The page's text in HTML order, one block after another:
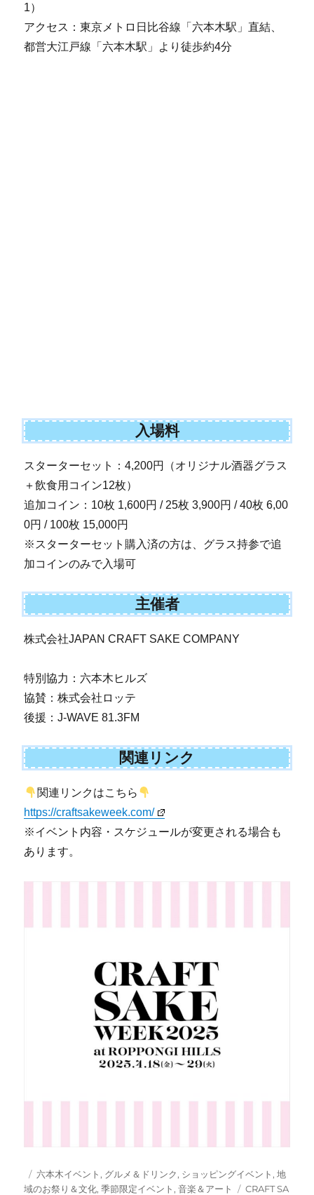
1）
アクセス：東京メトロ日比谷線「六本木駅」直結、
都営大江戸線「六本木駅」より徒歩約4分
入場料
スターターセット：4,200円（オリジナル酒器グラス
＋飲食用コイン12枚）
追加コイン：10枚 1,600円 / 25枚 3,900円 / 40枚 6,00
0円 / 100枚 15,000円
※スターターセット購入済の方は、グラス持参で追
加コインのみで入場可
主催者
株式会社JAPAN CRAFT SAKE COMPANY
特別協力：六本木ヒルズ
協賛：株式会社ロッテ
後援：J-WAVE 81.3FM
関連リンク
関連リンクはこちら
https://craftsakeweek.com/
※イベント内容・スケジュールが変更される場合も
あります。
投
稿
カ
テ
六本木イベント , グルメ＆ドリンク, ショッピングイベント ,地
域のお祭り＆文化,季節限定イベント ,音楽＆アート タ
CRAFT SA